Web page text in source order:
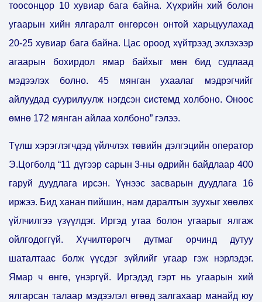
тоосонцор 10 хувиар бага байна. Хүхрийн хий болон
угаарын хийн ялгаралт өнгөрсөн онтой харьцуулахад
20-25 хувиар бага байна. Цас ороод хүйтрээд эхлэхээр
агаарын бохирдол ямар байхыг мөн бид судлаад
мэдээлэх болно. 45 мянган ухаалаг мэдрэгчийг
айлуудад суурилуулж нэгдсэн системд холбоно. Оноос
өмнө 172 мянган айлаа холбоно” гэлээ.
Түлш хэрэглэгчдэд үйлчлэх төвийн дэлгэцийн оператор
Э.Цогболд “11 дүгээр сарын 3-ны өдрийн байдлаар 400
гаруй дуудлага ирсэн. Үүнээс засварын дуудлага 16
иржээ. Бид ханан пийшин, нам даралтын зуухыг хөөлөх
үйлчилгээ үзүүлдэг. Иргэд утаа болон угаарыг ялгаж
ойлгодоггүй. Хүчилтөрөгч дутмаг орчинд дутуу
шаталтаас болж үүсдэг зүйлийг угаар гэж нэрлэдэг.
Ямар ч өнгө, үнэргүй. Иргэдэд гэрт нь угаарын хий
ялгарсан талаар мэдээлэл өгөөд залгахаар манайд юу